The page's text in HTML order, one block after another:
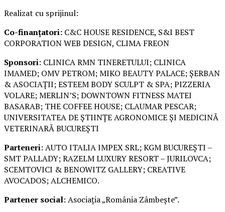
Realizat cu sprijinul:
Co-finanțatori: C&C HOUSE RESIDENCE, S&I BEST
CORPORATION WEB DESIGN, CLIMA FREON
Sponsori: CLINICA RMN TINERETULUI; CLINICA
IMAMED; OMV PETROM; MIKO BEAUTY PALACE; ȘERBAN
& ASOCIAȚII; ESTEEM BODY SCULPT & SPA; PIZZERIA
VOLARE; MERLIN’S; DOWNTOWN FITNESS MATEI
BASARAB; THE COFFEE HOUSE; CLAUMAR PESCAR;
UNIVERSITATEA DE ȘTIINȚE AGRONOMICE ȘI MEDICINĂ
VETERINARĂ BUCUREȘTI
Parteneri: AUTO ITALIA IMPEX SRL; KGM BUCUREȘTI –
SMT PALLADY; RAZELM LUXURY RESORT – JURILOVCA;
SCEMTOVICI & BENOWITZ GALLERY; CREATIVE
AVOCADOS; ALCHEMICO.
Partener social: Asociația „România Zâmbește”.